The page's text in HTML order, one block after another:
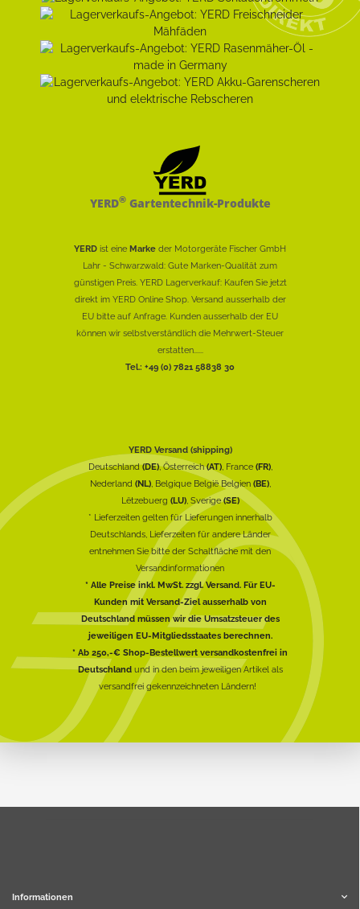
YERD®Gartentechnik-Produkte
YERD ist eine Marke der Motorgeräte Fischer GmbH
Lahr - Schwarzwald: Gute Marken-Qualität zum
günstigen Preis. YERD Lagerverkauf: Kaufen Sie jetzt
direkt im YERD Online Shop. Versand ausserhalb der
EU bitte auf Anfrage. Kunden ausserhalb der EU
können wir selbstverständlich die Mehrwert-Steuer
erstatten......
Tel.: +49 (0) 7821 58838 30
YERD Versand (shipping)
Deutschland(DE), Österreich(AT), France (FR),
Nederland (NL), Belgique België Belgien (BE),
Lëtzebuerg (LU), Sverige(SE)
* Lieferzeiten gelten für Lieferungen innerhalb
Deutschlands, Lieferzeiten für andere Länder
entnehmen Sie bitte der Schaltfläche mit den
Versandinformationen
* Alle Preise inkl. MwSt. zzgl. Versand. Für EU-
Kunden mit Versand-Ziel ausserhalb von
Deutschland müssen wir die Umsatzsteuer des
jeweiligen EU-Mitgliedsstaates berechnen.
* Ab 250,-€ Shop-Bestellwert versandkostenfrei in
Deutschlandund in den beim jeweiligen Artikel als
versandfrei gekennzeichneten Ländern!
Informationen